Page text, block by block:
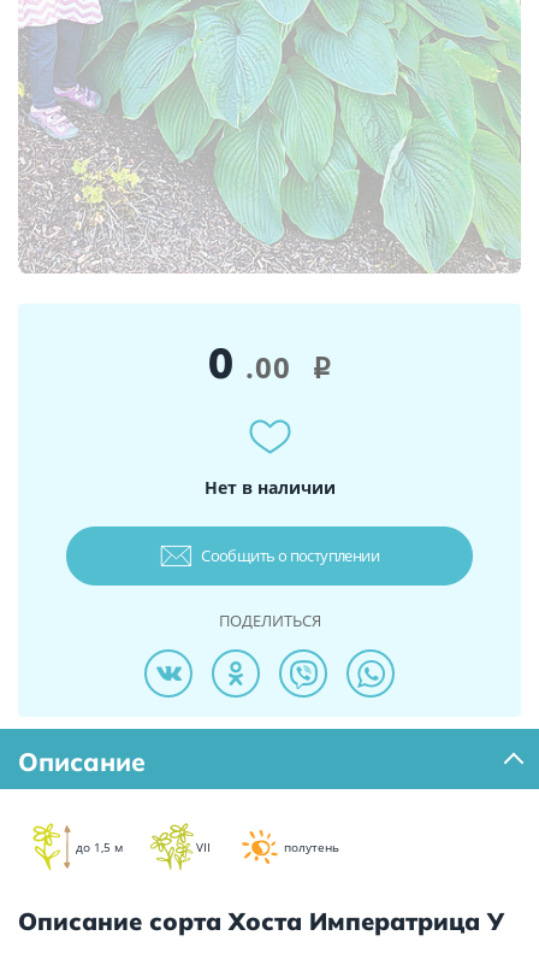
0 .00 i
Нет в наличии
Сообщить о поступлении
ПОДЕЛИТЬСЯ
Описание
до 1,5 м VII полутень
Описание сорта Хоста Императрица У